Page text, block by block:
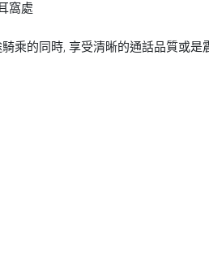
窩處
乘的同時, 享受清晰的通話品質或是